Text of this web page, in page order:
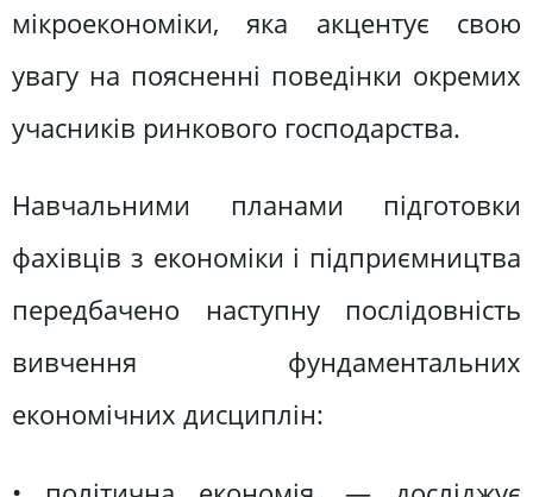
мікроекономіки, яка акцентує свою
увагу на поясненні поведінки окремих
учасників ринкового господарства.
Навчальними планами підготовки
фахівців з економіки і підприємництва
передбачено наступну послідовність
вивчення фундаментальних
економічних дисциплін: